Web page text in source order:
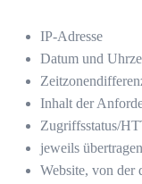
IP-Adresse
Datum und
Inhalt der
Zugriffsstatus/
jeweils
Website, von der